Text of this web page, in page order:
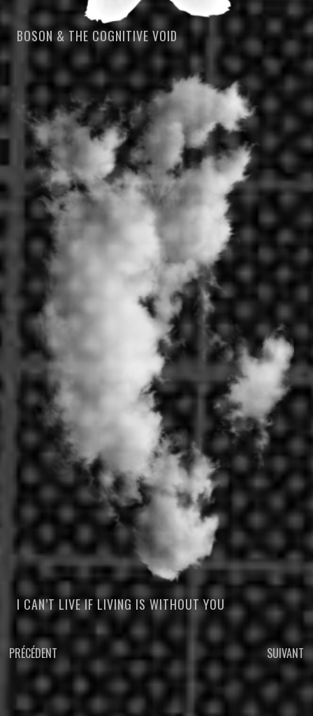
BOSON & THE COGNITIVE VOID
I CAN’T LIVE IF LIVING IS WITHOUT YOU
NAVIGATION
DANS
PRÉCÉDENT SUIVANT